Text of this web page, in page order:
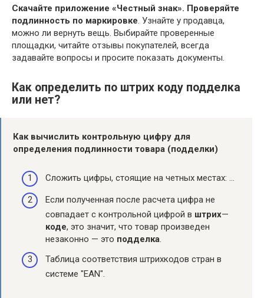
Скачайте приложение «Честный знак». Проверяйте
подлинность по маркировке. Узнайте у продавца,
можно ли вернуть вещь. Выбирайте проверенные
площадки, читайте отзывы покупателей, всегда
задавайте вопросы и просите показать документы.
Как определить по штрих коду подделка
или нет?
Как вычислить контрольную цифру для
определения подлинности товара (подделки)
Сложить цифры, стоящие на четных местах: …
Если полученная после расчета цифра не
совпадает с контрольной цифрой в штрих—
коде, это значит, что товар произведен
незаконно — это подделка.
Таблица соответствия штрихкодов стран в
системе "EAN".